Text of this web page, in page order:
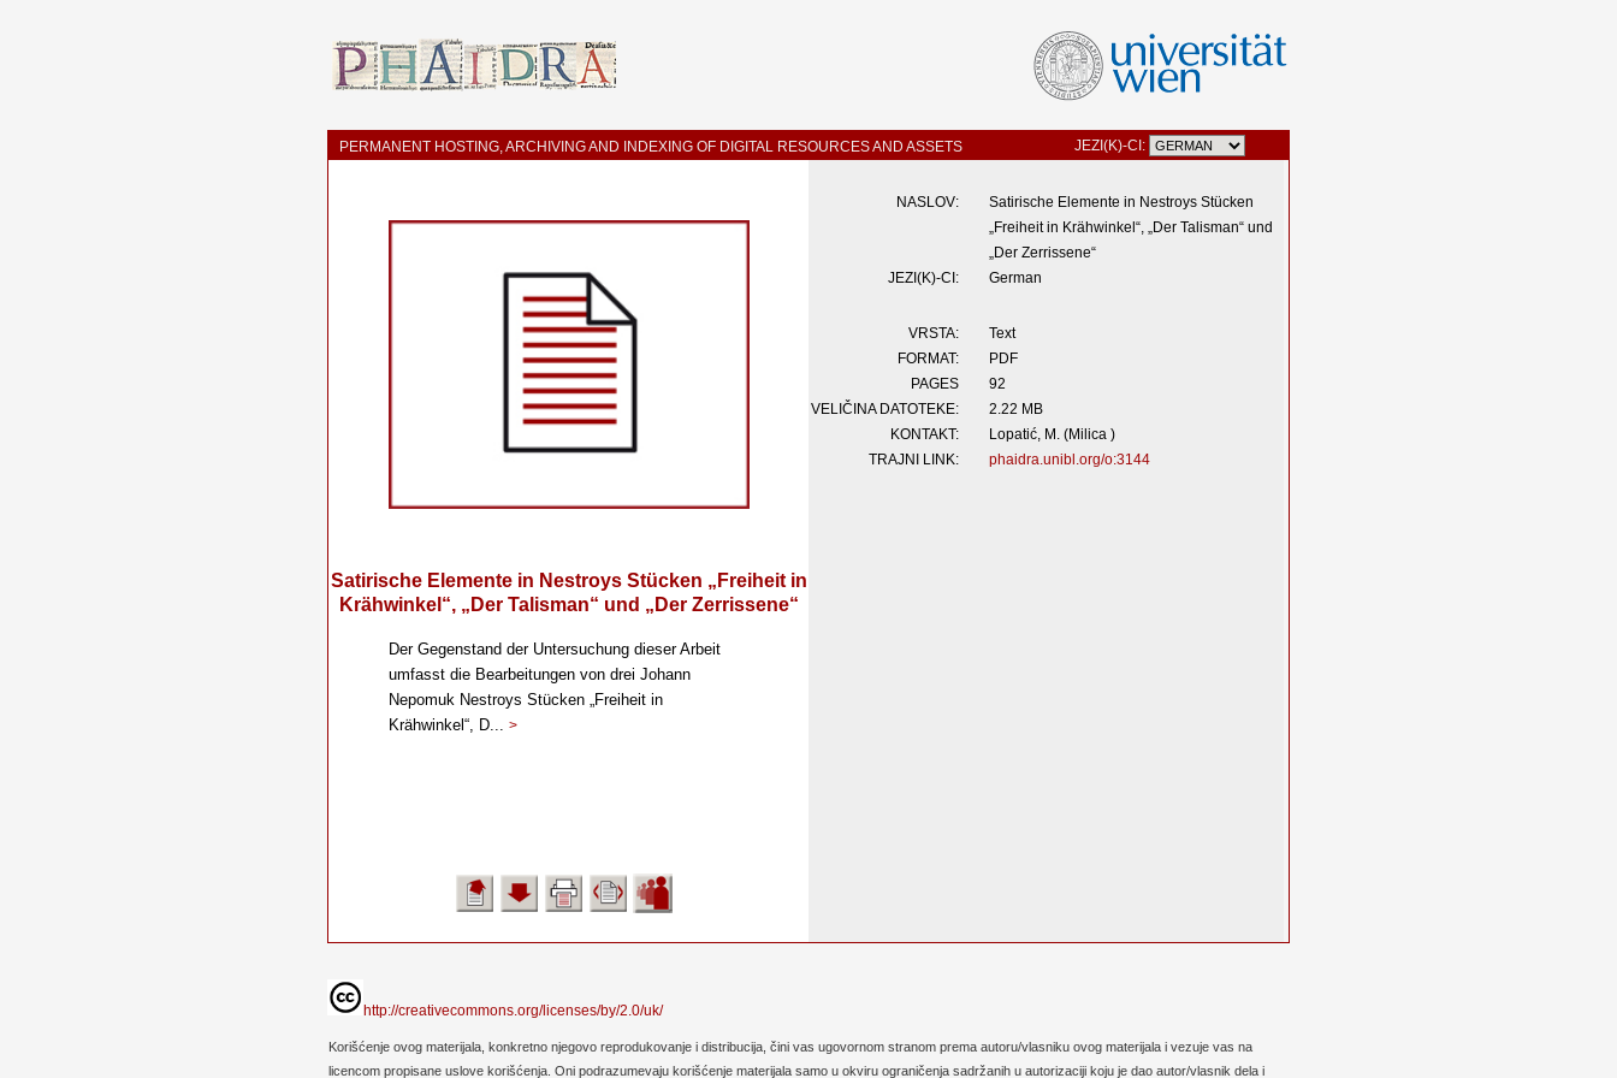
PERMANENT HOSTING, ARCHIVING AND INDEXING OF DIGITAL RESOURCES AND ASSETS JEZI(K)-CI:
Satirischе Elemente in Nestroys Stücken „Freiheit in
Krähwinkel“, „Der Talisman“ und „Der Zerrissene“
Der Gegenstand der Untersuchung dieser Arbeit
umfasst die Bearbeitungen von drei Johann
Nepomuk Nestroys Stücken „Freiheit in
Krähwinkel“, D... >
NASLOV:
Satirischе Elemente in Nestroys Stücken
„Freiheit in Krähwinkel“, „Der Talisman“ und
„Der Zerrissene“
JEZI(K)-CI:
German
VRSTA:
Text
FORMAT:
PDF
PAGES
92
VELIČINA DATOTEKE:
2.22 MB
KONTAKT:
Lopatić, M. (Milica )
TRAJNI LINK:
phaidra.unibl.org/o:3144
http://creativecommons.org/licenses/by/2.0/uk/
Korišćenje ovog materijala, konkretno njegovo reprodukovanje i distribucija, čini vas ugovornom stranom prema autoru/vlasniku ovog materijala i vezuje vas na
licencom propisane uslove korišćenja. Oni podrazumevaju korišćenje materijala samo u okviru ograničenja sadržanih u autorizaciji koju je dao autor/vlasnik dela i